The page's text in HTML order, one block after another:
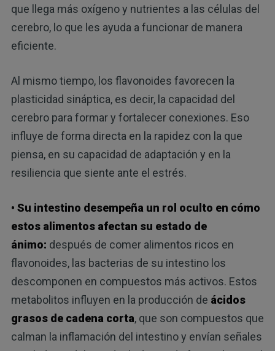
que llega más oxígeno y nutrientes a las células del
cerebro, lo que les ayuda a funcionar de manera
eficiente.
Al mismo tiempo, los flavonoides favorecen la
plasticidad sináptica, es decir, la capacidad del
cerebro para formar y fortalecer conexiones. Eso
influye de forma directa en la rapidez con la que
piensa, en su capacidad de adaptación y en la
resiliencia que siente ante el estrés.
• Su intestino desempeña un rol oculto en cómo
estos alimentos afectan su estado de
ánimo: después de comer alimentos ricos en
flavonoides, las bacterias de su intestino los
descomponen en compuestos más activos. Estos
metabolitos influyen en la producción de ácidos
grasos de cadena corta, que son compuestos que
calman la inflamación del intestino y envían señales